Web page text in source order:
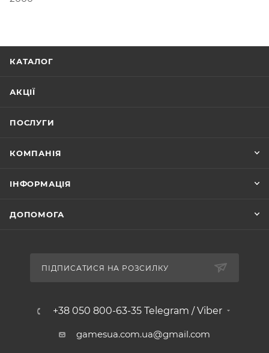
КАТАЛОГ
АКЦІЇ
ПОСЛУГИ
КОМПАНІЯ
ІНФОРМАЦІЯ
ДОПОМОГА
ПІДПИСАТИСЯ НА РОЗСИЛКУ
+38 050 800-63-35 Telegram / Viber
gamesua.com.ua@gmail.com